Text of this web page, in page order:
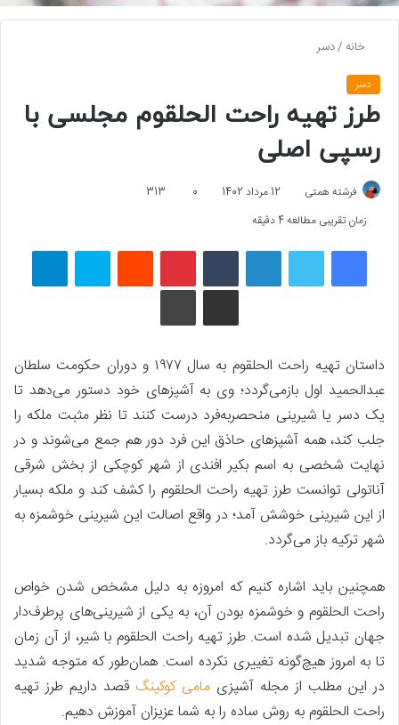
خانه /دسر
دسر
طرز تهیه راحت الحلقوم مجلسی با
رسپی اصلی
فرشته همتی 12 مرداد 1402 0
313
زمان تقریبی مطالعه 4 دقیقه
فیسبوک لینکداین پینتریست اسکایپ
چاپ
داستان تهیه راحت الحلقوم به سال ۱۹۷۷ و دوران حکومت سلطان
عبدالحمید اول بازمی‌گردد؛ وی به آشپزهای خود دستور می‌دهد تا
یک دسر یا شیرینی منحصربه‌فرد درست کنند تا نظر مثبت ملکه را
جلب کند، همه آشپزهای حاذق این فرد دور هم جمع می‌شوند و در
نهایت شخصی به اسم بکیر افندی از شهر کوچکی از بخش شرقی
آناتولی توانست طرز تهیه راحت الحلقوم را کشف کند و ملکه بسیار
از این شیرینی خوشش آمد؛ در واقع اصالت این شیرینی خوشمزه به
شهر ترکیه باز می‌گردد.
همچنین باید اشاره کنیم که امروزه به دلیل مشخص شدن خواص
راحت الحلقوم و خوشمزه بودن آن، به یکی از شیرینی‌های پرطرف‌دار
جهان تبدیل شده است. طرز تهیه راحت الحلقوم با شیر، از آن زمان
تا به امروز هیچ‌گونه تغییری نکرده است. همان‌طور که متوجه شدید
در این مطلب از مجله آشپزی مامی کوکینگ قصد داریم طرز تهیه
راحت الحلقوم به روش ساده را به شما عزیزان آموزش دهیم.